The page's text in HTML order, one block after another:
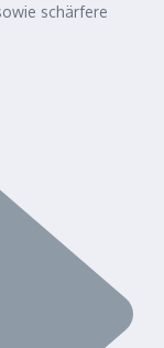
schärfere